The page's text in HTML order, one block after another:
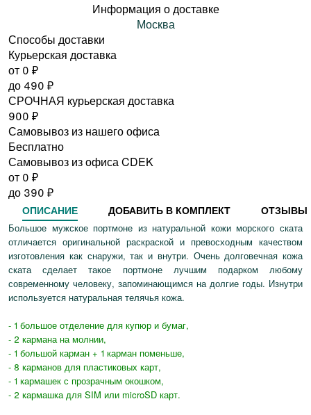
Информация о доставке
Москва
Способы доставки
Курьерская доставка
от 0 ₽
до 490 ₽
СРОЧНАЯ курьерская доставка
900 ₽
Самовывоз из нашего офиса
Бесплатно
Самовывоз из офиса CDEK
от 0 ₽
до 390 ₽
ОПИСАНИЕ ДОБАВИТЬ В КОМПЛЕКТ ОТЗЫВЫ
Большое мужское портмоне из натуральной кожи морского ската
отличается оригинальной раскраской и превосходным качеством
изготовления как снаружи, так и внутри. Очень долговечная кожа
ската сделает такое портмоне лучшим подарком любому
современному человеку, запоминающимся на долгие годы. Изнутри
используется натуральная телячья кожа.
- 1 большое отделение для купюр и бумаг,
- 2 кармана на молнии,
- 1 большой карман + 1 карман поменьше,
- 8 карманов для пластиковых карт,
- 1 кармашек с прозрачным окошком,
- 2 кармашка для SIM или microSD карт.